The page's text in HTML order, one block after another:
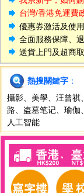
台灣/香港免運費
優惠券激活及使
全面服務保障、
送貨上門及超商
熱搜關鍵字 ：
攝影
美學 汪曾祺
路
盗墓笔记 瑜伽
人工智能